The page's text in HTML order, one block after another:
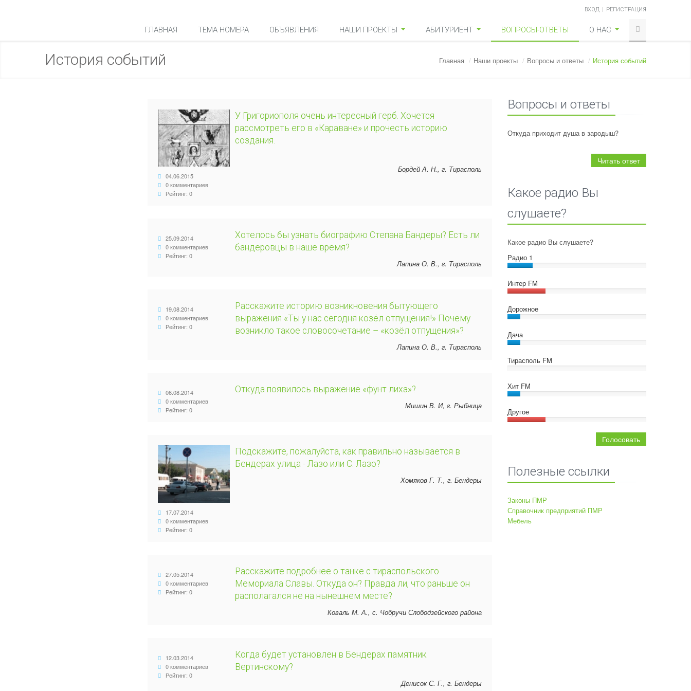
ВХОД РЕГИСТРАЦИЯ
ГЛАВНАЯ ТЕМА НОМЕРА ОБЪЯВЛЕНИЯ НАШИ ПРОЕКТЫ АБИТУРИЕНТ ВОПРОСЫ-ОТВЕТЫ О НАС
История событий Главная / Наши проекты / Вопросы и ответы / История событий
04.06.2015
0 комментариев
Рейтинг: 0
У Григориополя очень интересный герб. Хочется
рассмотреть его в «Караване» и прочесть историю
создания.
Бордей А. Н., г. Тирасполь
25.09.2014
0 комментариев
Рейтинг: 0
Хотелось бы узнать биографию Степана Бандеры? Есть ли
бандеровцы в наше время?
Лапина О. В., г. Тирасполь
19.08.2014
0 комментариев
Рейтинг: 0
Расскажите историю возникновения бытующего
выражения «Ты у нас сегодня козёл отпущения!» Почему
возникло такое словосочетание – «козёл отпущения»?
Лапина О. В., г. Тирасполь
06.08.2014
0 комментариев
Рейтинг: 0
Откуда появилось выражение «фунт лиха»?
Мишин В. И, г. Рыбница
17.07.2014
0 комментариев
Рейтинг: 0
Подскажите, пожалуйста, как правильно называется в
Бендерах улица - Лазо или С. Лазо?
Хомяков Г. Т., г. Бендеры
27.05.2014
0 комментариев
Рейтинг: 0
Расскажите подробнее о танке с тираспольского
Мемориала Славы. Откуда он? Правда ли, что раньше он
располагался не на нынешнем месте?
Коваль М. А., с. Чобручи Слободзейского района
12.03.2014
0 комментариев
Рейтинг: 0
Когда будет установлен в Бендерах памятник
Вертинскому?
Денисок С. Г., г. Бендеры
Вопросы и ответы
Откуда приходит душа в зародыш?
Читать ответ
Какое радио Вы
слушаете?
Какое радио Вы слушаете?
Радио 1
Интер FM
Дорожное
Дача
Тирасполь FM
Хит FM
Другое
Голосовать
Полезные ссылки
Законы ПМР
Справочник предприятий ПМР
Мебель